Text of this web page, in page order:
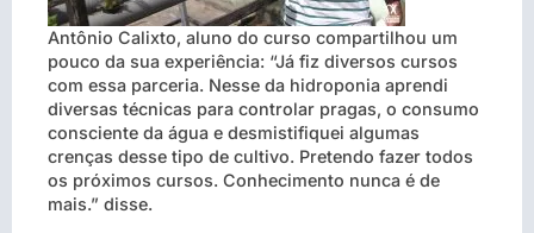
Antônio Calixto, aluno do curso compartilhou um
pouco da sua experiência: “Já fiz diversos cursos
com essa parceria. Nesse da hidroponia aprendi
diversas técnicas para controlar pragas, o consumo
consciente da água e desmistifiquei algumas
crenças desse tipo de cultivo. Pretendo fazer todos
os próximos cursos. Conhecimento nunca é de
mais.” disse.